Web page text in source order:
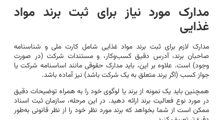
مدارک مورد نیاز برای ثبت برند مواد
غذایی
مدارک لازم برای ثبت برند مواد غذایی شامل کارت ملی و شناسنامه
صاحبان برند، آدرس دقیق کسب‌وکار، و مستندات شرکت (در صورت
وجود) است. علاوه بر این، باید مدارک حقوقی مانند اساسنامه شرکت یا
جواز کسب (اگر برند متعلق به یک شرکت باشد) نیز آماده باشد.
همچنین باید یک نمونه از برند یا لوگوی خود را به همراه توضیحات دقیق
در مورد نوع فعالیت برند ارائه دهید. در این مرحله، سازمان ثبت اسناد
ممکن است از شما بخواهد که برند مورد نظر خود را از نظر قانونی به‌طور